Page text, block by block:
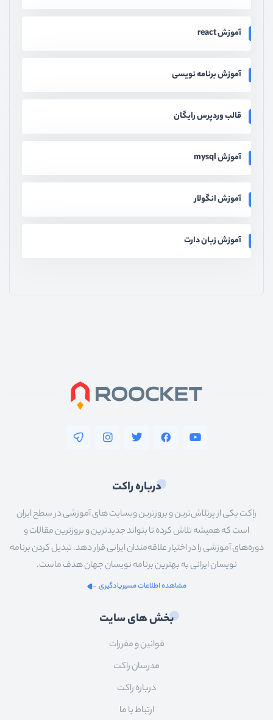
آموزش react
آموزش برنامه نویسی
قالب وردپرس رایگان
آموزش mysql
آموزش انگولار
آموزش زبان دارت
درباره راکت
راکت یکی از پرتلاش‌ترین و بروزترین وبسایت های آموزشی در سطح ایران
است که همیشه تلاش کرده تا بتواند جدیدترین و بروزترین مقالات و
دوره‌های آموزشی را در اختیار علاقه‌مندان ایرانی قرار دهد. تبدیل کردن برنامه
نویسان ایرانی به بهترین برنامه نویسان جهان هدف ماست.
مشاهده اطلاعات مسیریادگیری
بخش های سایت
قوانین و مقررات
مدرسان راکت
درباره راکت
ارتباط با ما